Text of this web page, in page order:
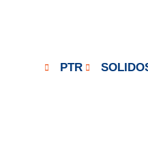
PTR